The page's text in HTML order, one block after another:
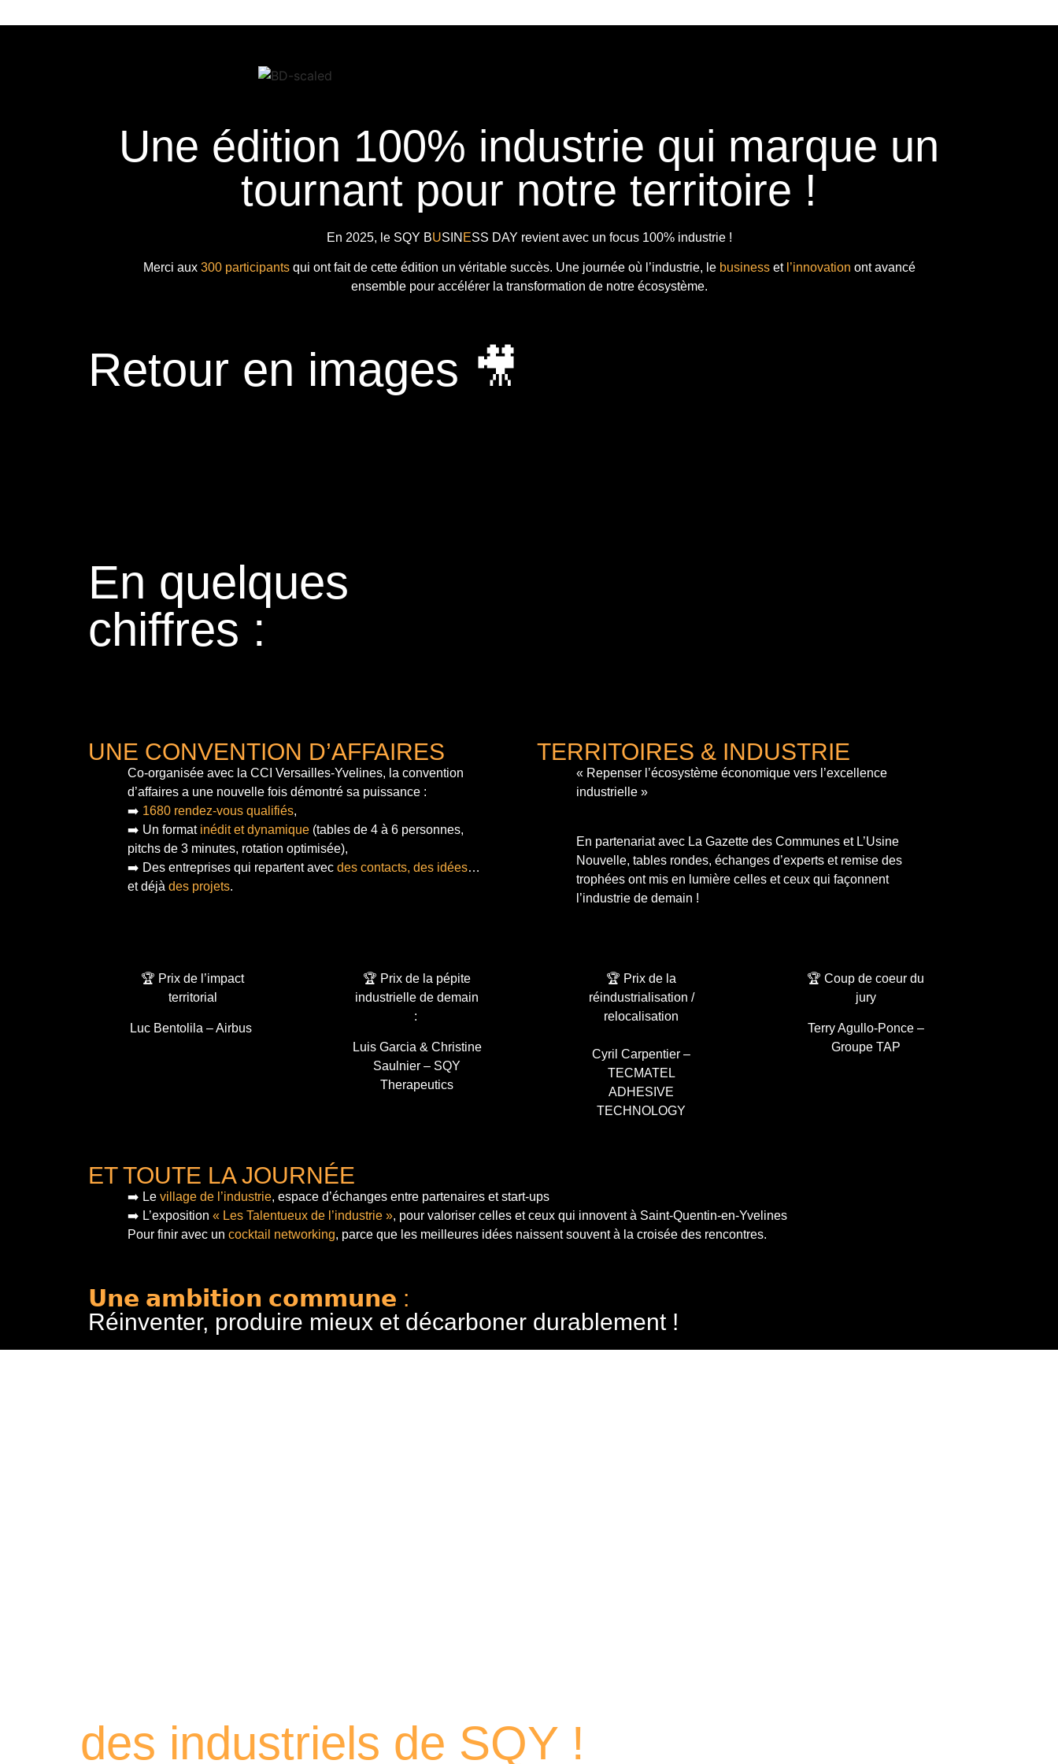
Une édition 100% industrie qui marque un
tournant pour notre territoire !
En 2025, le SQY BUSIN ESS DAY revient avec un focus 100% industrie !
Merci aux 300 participantsqui ont fait de cette édition un véritable succès. Une journée où l’industrie, le businesset l’innovation ont avancé
ensemble pour accélérer la transformation de notre écosystème.
Retour en images 🎥
En quelques
chiffres :
UNE CONVENTION D’AFFAIRES
Co-organisée avec la CCI Versailles-Yvelines, la convention
d’affaires a une nouvelle fois démontré sa puissance :
➡️ 1680 rendez-vous qualifiés,
➡️ Un format inédit et dynamique (tables de 4 à 6 personnes,
pitchs de 3 minutes, rotation optimisée),
➡️ Des entreprises qui repartent avec des contacts, des idées…
et déjà des projets.
TERRITOIRES & INDUSTRIE
« Repenser l’écosystème économique vers l’excellence
industrielle »
En partenariat avec La Gazette des Communes et L’Usine
Nouvelle, tables rondes, échanges d’experts et remise des
trophées ont mis en lumière celles et ceux qui façonnent
l’industrie de demain !
🏆 Prix de l’impact
territorial
Luc Bentolila – Airbus
🏆 Prix de la pépite
industrielle de demain
:
Luis Garcia & Christine
Saulnier – SQY
Therapeutics
🏆 Prix de la
réindustrialisation /
relocalisation
Cyril Carpentier –
TECMATEL
ADHESIVE
TECHNOLOGY
🏆 Coup de coeur du
jury
Terry Agullo-Ponce –
Groupe TAP
ET TOUTE LA JOURNÉE
➡️ Le village de l’industrie, espace d’échanges entre partenaires et start-ups
➡️ L’exposition « Les Talentueux de l’industrie », pour valoriser celles et ceux qui innovent à Saint-Quentin-en-Yvelines
Pour finir avec un cocktail networking, parce que les meilleures idées naissent souvent à la croisée des rencontres.
𝗨𝗻𝗲 𝗮𝗺𝗯𝗶𝘁𝗶𝗼𝗻 𝗰𝗼𝗺𝗺𝘂𝗻𝗲 :
Réinventer, produire mieux et décarboner durablement !
des industriels de SQY !